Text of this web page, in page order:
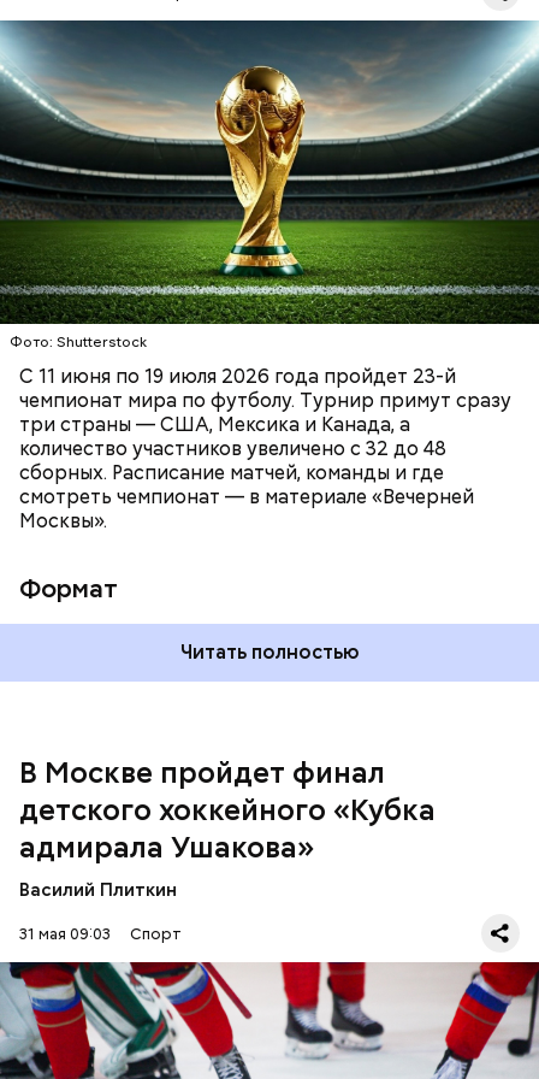
Фото: Shutterstock
С 11 июня по 19 июля 2026 года пройдет 23-й
чемпионат мира по футболу. Турнир примут сразу
три страны — США, Мексика и Канада, а
количество участников увеличено с 32 до 48
сборных. Расписание матчей, команды и где
смотреть чемпионат — в материале «Вечерней
Москвы».
Формат
ЧМ-2026 стартует 11 июня матчем открытия на
стадионе «Ацтека» в Мехико (сборная Мексики —
сборная ЮАР), а завершится финалом 19 июля на
стадионе Metlife Stadium в американском городе
Ист-Ратерфорд.
Читать полностью
ФУТБОЛ
ФИФА
ЧЕМПИОНАТ МИРА ПО ФУТБОЛУ
В Москве пройдет финал
детского хоккейного «Кубка
адмирала Ушакова»
Василий Плиткин
31 мая 09:03 Спорт
Турнир проходил на ледовой арене «Южный лeд»,
а решающие матчи — на Малой и Большой аренах
ЦСКА.